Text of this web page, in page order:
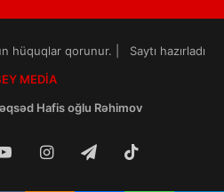
hüquqlar qorunur. | Saytı hazırladı
MEDİA
Hafis oğlu Rəhimov
YouTubeInstagramTelegram